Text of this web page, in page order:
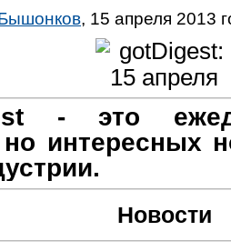
, 15 апреля 2013
- это
интересных
Новости